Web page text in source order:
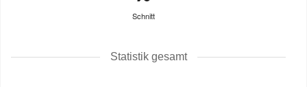
Schnitt
Statistik gesamt